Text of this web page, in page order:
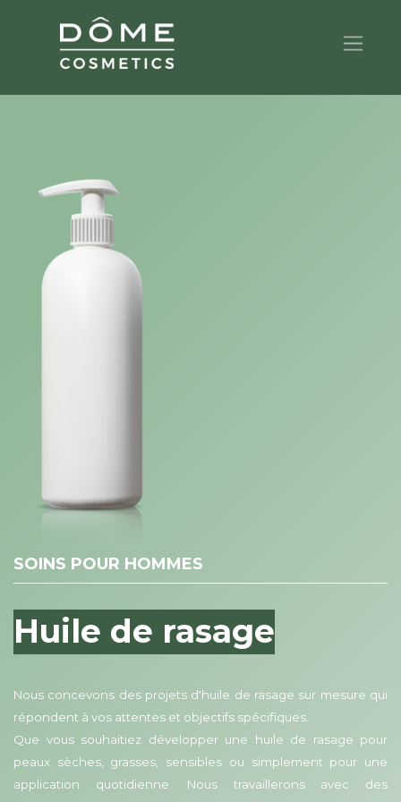
SOINS POUR HOMMES
Huile de rasage
Nous concevons des projets d'huile de rasage sur mesure qui
répondent à vos attentes et objectifs spécifiques.
Que vous souhaitiez développer une huile de rasage pour
peaux sèches, grasses, sensibles ou simplement pour une
application quotidienne. Nous travaillerons avec des